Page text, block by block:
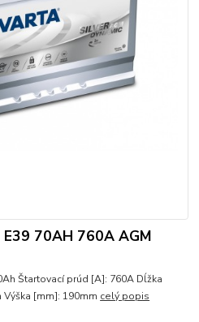
E39 70AH 760A AGM
Štartovací prúd [A]: 760A Dĺžka
[mm]: 190mm celý popis